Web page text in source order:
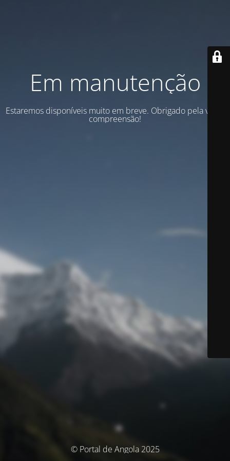
Em manutenção
Estaremos disponíveis muito em breve. Obrigado pela vossa
compreensão!
© Portal de Angola 2025